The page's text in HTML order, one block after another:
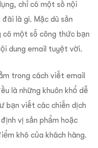
chỉ có một số nội
là gì. Mặc dù sản
có một số công thức bạn
dung email tuyệt vời.
trong cách viết email
là những khuôn khổ dễ
bạn viết các chiến dịch
vị sản phẩm hoặc
khó của khách hàng.